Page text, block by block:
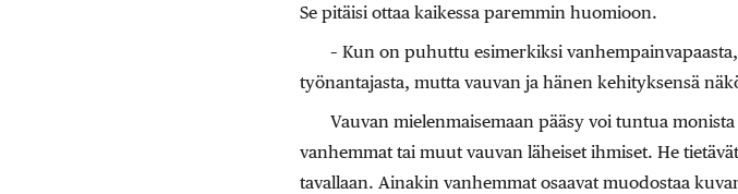
Se pitäisi ottaa kaikessa paremmin huomioon.
– Kun on puhuttu esimerkiksi
työnantajasta, mutta vauvan ja hänen kehityksensä
Vauvan mielenmaisemaan pääsy voi tuntua
vanhemmat tai muut vauvan läheiset ihmiset. He
tavallaan. Ainakin vanhemmat osaavat muodostaa